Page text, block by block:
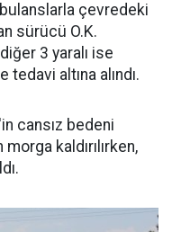
çevredeki
sürücü O.K.
3 yaralı ise
altına alındı.
cansız bedeni
kaldırılırken,